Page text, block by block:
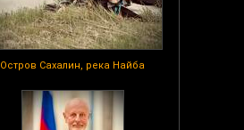
Остров Сахалин, река Найба